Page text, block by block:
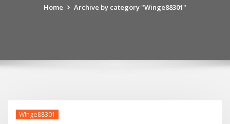
Home Archive by category "Winge88301"
Winge88301